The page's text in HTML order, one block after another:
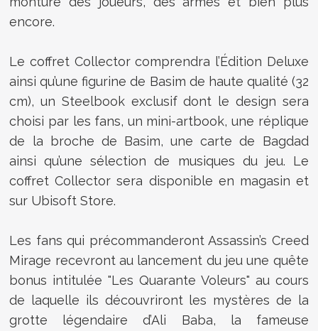
encore.
Le coffret Collector comprendra l’Édition Deluxe
ainsi qu’une figurine de Basim de haute qualité (32
cm), un Steelbook exclusif dont le design sera
choisi par les fans, un mini-artbook, une réplique
de la broche de Basim, une carte de Bagdad
ainsi qu’une sélection de musiques du jeu. Le
coffret Collector sera disponible en magasin et
sur Ubisoft Store.
Les fans qui précommanderont Assassin’s Creed
Mirage recevront au lancement du jeu une quête
bonus intitulée "Les Quarante Voleurs" au cours
de laquelle ils découvriront les mystères de la
grotte légendaire d’Ali Baba, la fameuse